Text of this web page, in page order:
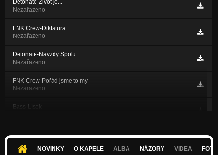
Detonate-Život je...
Nezařazeno
FNK Crew-Diktatura
Nezařazeno
Detonate-Navždy Spolu
Nezařazeno
FNK Crew-Pořád jsme to my
Nezařazeno
Bass-Lísek
NOVINKY O KAPELE ALBA NÁZORY VIDEA